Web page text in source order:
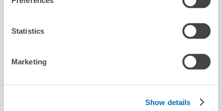
Statistics
Marketing
Show details
8/7五 8/13 四